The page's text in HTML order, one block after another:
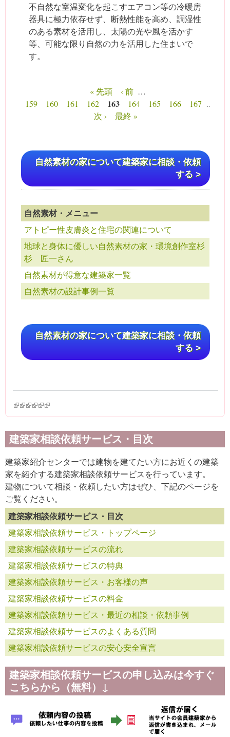
不自然な室温変化を起こすエアコン等の冷暖房
器具に極力依存せず、断熱性能を高め、調湿性
のある素材を活用し、太陽の光や風を活かす
等、可能な限り自然の力を活用した住まいで
す。
ページ « 先頭 ‹ 前 …
159
160 161 162 163 164 165 166 167 …
次 ›
最終 »
自然素材の家について建築家に相談・依頼
する >
自然素材・メニュー
アトピー性皮膚炎と住宅の関連について
地球と身体に優しい自然素材の家・環境創作室杉
杉 匠一さん
自然素材が得意な建築家一覧
自然素材の設計事例一覧
自然素材の家について建築家に相談・依頼
する >
(link is external)
(link is external)
(link is external)
(link is external)
(link is external)
(link is external)
建築家相談依頼サービス・目次
建築家紹介センターでは建物を建てたい方にお近くの建築
家を紹介する建築家相談依頼サービスを行っています。
建物について相談・依頼したい方はぜひ、下記のページを
ご覧ください。
建築家相談依頼サービス・目次
建築家相談依頼サービス・トップページ
建築家相談依頼サービスの流れ
建築家相談依頼サービスの特典
建築家相談依頼サービス・お客様の声
建築家相談依頼サービスの料金
建築家相談依頼サービス・最近の相談・依頼事例
建築家相談依頼サービスのよくある質問
建築家相談依頼サービスの安心安全宣言
建築家相談依頼サービスの申し込みは今すぐ
こちらから（無料）↓